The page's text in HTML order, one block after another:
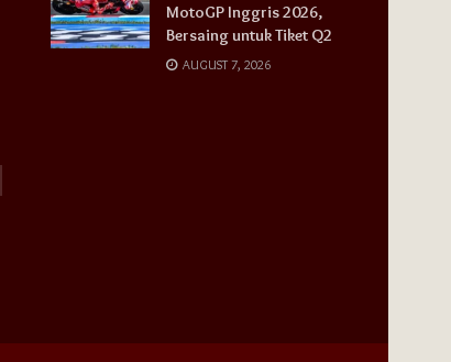
MotoGP Inggris 2026,
Bersaing untuk Tiket Q2
AUGUST 7, 2026